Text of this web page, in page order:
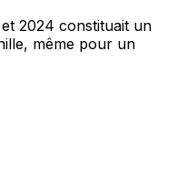
2024 constituait un
même pour un